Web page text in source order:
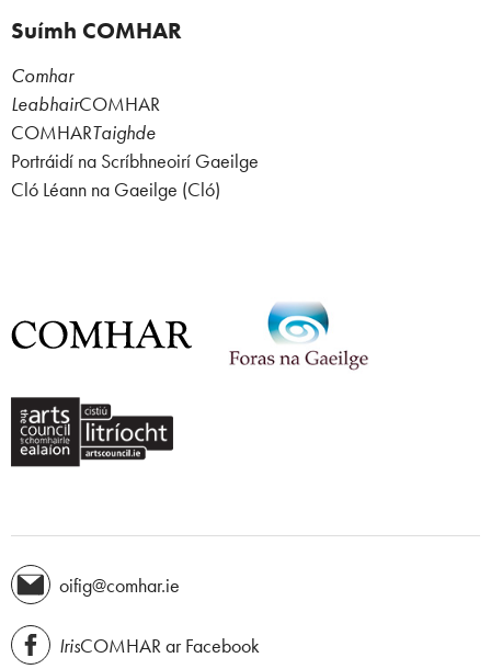
Suímh COMHAR
Comhar
LeabhairCOMHAR
COMHARTaighde
Portráidí na Scríbhneoirí Gaeilge
Cló Léann na Gaeilge (Cló)
oifig@comhar.ie
IrisCOMHAR ar Facebook